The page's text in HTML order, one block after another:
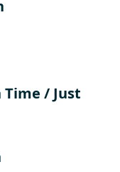
/ Just